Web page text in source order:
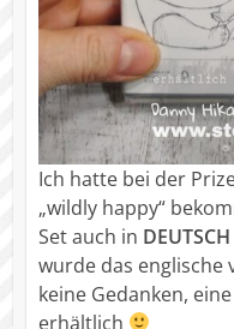
Ich hatte bei der
„wildly happy“
Set auch in DEUTSCH
wurde das englische
keine Gedanken,
erhältlich